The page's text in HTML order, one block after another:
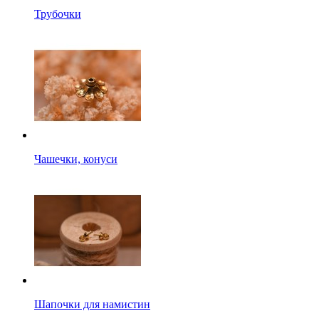
Трубочки
Чашечки, конуси
Шапочки для намистин